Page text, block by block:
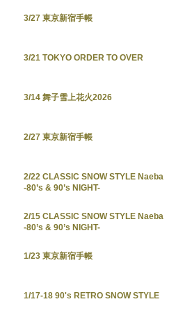
3/27 東京新宿手帳
3/21 TOKYO ORDER TO OVER
3/14 舞子雪上花火2026
2/27 東京新宿手帳
2/22 CLASSIC SNOW STYLE Naeba
-80’s & 90’s NIGHT-
2/15 CLASSIC SNOW STYLE Naeba
-80’s & 90’s NIGHT-
1/23 東京新宿手帳
1/17-18 90's RETRO SNOW STYLE